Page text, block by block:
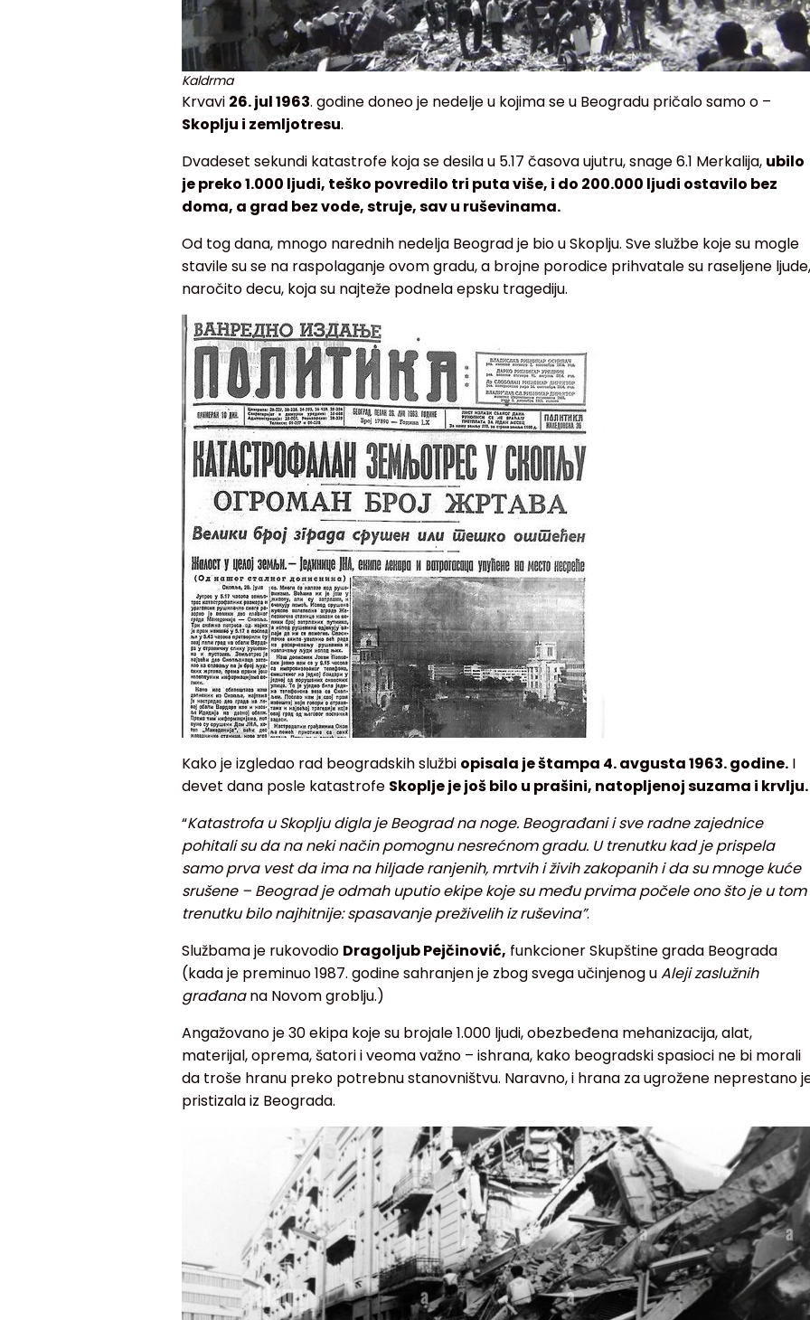
Kaldrma
Krvavi 26. jul 1963. godine doneo je nedelje u kojima se u Beogradu pričalo samo o –
Skoplju i zemljotresu.
Dvadeset sekundi katastrofe koja se desila u 5.17 časova ujutru, snage 6.1 Merkalija, ubilo
je preko 1.000 ljudi, teško povredilo tri puta više, i do 200.000 ljudi ostavilo bez
doma, a grad bez vode, struje, sav u ruševinama.
Od tog dana, mnogo narednih nedelja Beograd je bio u Skoplju. Sve službe koje su mogle
stavile su se na raspolaganje ovom gradu, a brojne porodice prihvatale su raseljene ljude,
naročito decu, koja su najteže podnela epsku tragediju.
Kako je izgledao rad beogradskih službi opisala je štampa 4. avgusta 1963. godine.I
devet dana posle katastrofe Skoplje je još bilo u prašini, natopljenoj suzama i krvlju.
“Katastrofa u Skoplju digla je Beograd na noge. Beograđani i sve radne zajednice
pohitali su da na neki način pomognu nesrećnom gradu. U trenutku kad je prispela
samo prva vest da ima na hiljade ranjenih, mrtvih i živih zakopanih i da su mnoge kuće
srušene – Beograd je odmah uputio ekipe koje su među prvima počele ono što je u tom
trenutku bilo najhitnije: spasavanje preživelih iz ruševina”.
Službama je rukovodio Dragoljub Pejčinović, funkcioner Skupštine grada Beograda
(kada je preminuo 1987. godine sahranjen je zbog svega učinjenog uAleji zaslužnih
građanana Novom groblju.)
Angažovano je 30 ekipa koje su brojale 1.000 ljudi, obezbeđena mehanizacija, alat,
materijal, oprema, šatori i veoma važno – ishrana, kako beogradski spasioci ne bi morali
da troše hranu preko potrebnu stanovništvu. Naravno, i hrana za ugrožene neprestano
pristizala iz Beograda.